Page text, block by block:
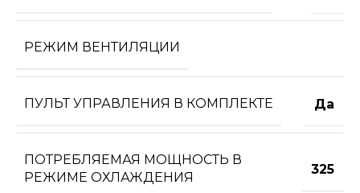
РЕЖИМ ВЕНТИЛЯЦИИ
ПУЛЬТ УПРАВЛЕНИЯ В КОМПЛЕКТЕ Да
ПОТРЕБЛЯЕМАЯ МОЩНОСТЬ В
РЕЖИМЕ ОХЛАЖДЕНИЯ
325